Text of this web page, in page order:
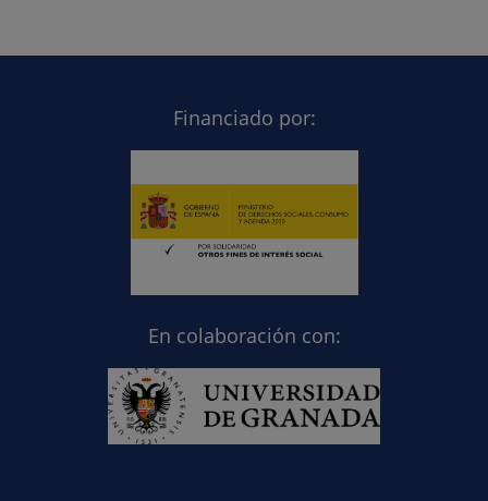
Financiado por:
En colaboración con: